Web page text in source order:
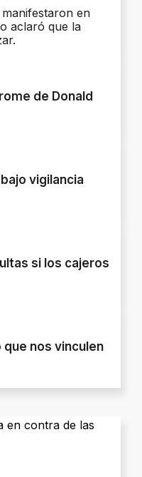
en
aclaró que la
de Donald
vigilancia
si los cajeros
que nos vinculen